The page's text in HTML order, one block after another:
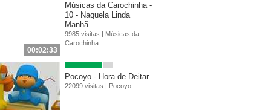
00:02:33
Músicas da Carochinha -
10 - Naquela Linda
Manhã
9985 visitas | Músicas da
Carochinha
Pocoyo - Hora de Deitar
22099 visitas | Pocoyo